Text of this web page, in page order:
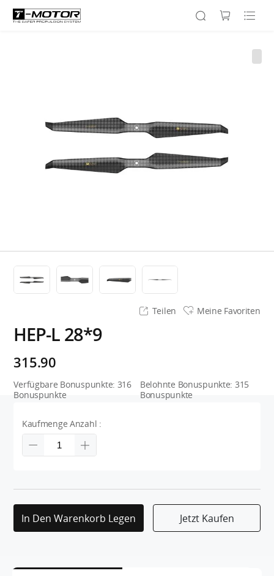
Teilen Meine Favoriten
HEP-L 28*9
315.90
Verfügbare Bonuspunkte: 316
Bonuspunkte
Belohnte Bonuspunkte: 315
Bonuspunkte
Kaufmenge Anzahl :
In Den Warenkorb Legen Jetzt Kaufen